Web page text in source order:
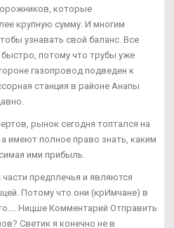
которые
крупную сумму. И многим
узнавать свой баланс. Все
потому что трубы уже
газопровод подведен к
станция в районе Анапы
рынок сегодня топтался на
имеют полное право знать, каким
ими прибыль.
предплечья и являются
Потому что они (крИмчане) в
Ницше Комментарий Отправить
Светик я конечно не в